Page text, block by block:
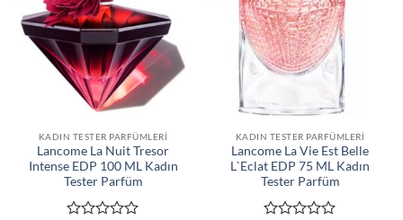
KADIN TESTER PARFÜMLERI
Lancome La Nuit Tresor
Intense EDP 100 ML Kadın
Tester Parfüm
KADIN TESTER PARFÜMLERI
Lancome La Vie Est Belle
L`Eclat EDP 75 ML Kadın
Tester Parfüm